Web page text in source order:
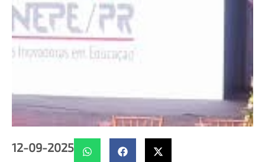
12-09-2025